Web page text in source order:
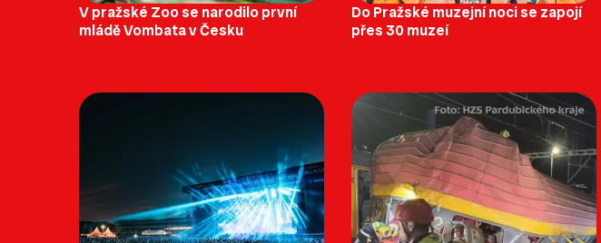
V pražské Zoo se narodilo první
mládě Vombata v Česku
Do Pražské muzejní noci se zapojí
přes 30 muzeí